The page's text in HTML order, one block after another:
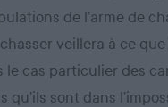
de l’arme de
veillera à ce
le cas particulier des
qu’ils sont dans